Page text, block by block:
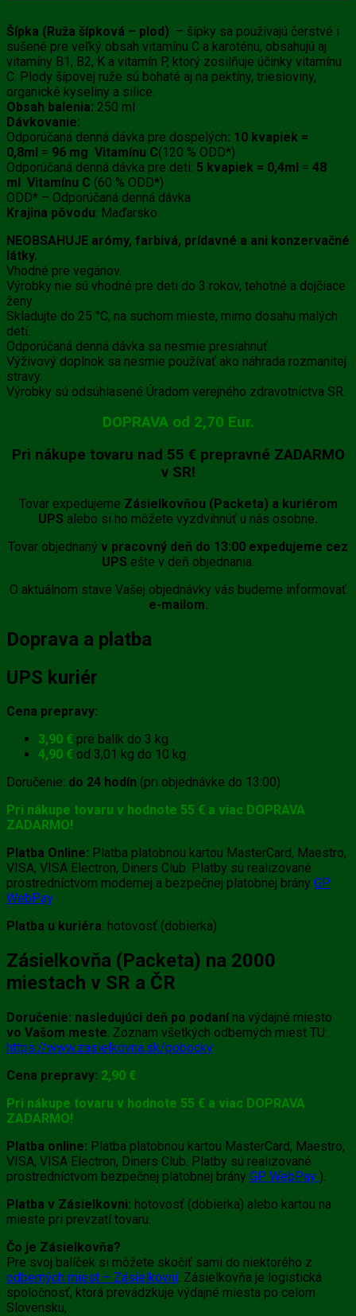
Šípka (Ruža šípková – plod) – šípky sa používajú čerstvé i
sušené pre veľký obsah vitamínu C a karoténu, obsahujú aj
vitamíny B1, B2, K a vitamín P, ktorý zosilňuje účinky vitamínu
C. Plody šípovej ruže sú bohaté aj na pektíny, triesloviny,
organické kyseliny a silice.
Obsah balenia: 250 ml
Dávkovanie:
Odporúčaná denná dávka pre dospelých: 10 kvapiek =
0,8ml = 96 mg Vitamínu C(120 % ODD*)
Odporúčaná denná dávka pre deti: 5 kvapiek = 0,4ml = 48
ml Vitamínu C (60 % ODD*)
ODD* – Odporúčaná denná dávka
Krajina pôvodu: Maďarsko
NEOBSAHUJE arómy, farbivá, prídavné a ani konzervačné
látky.
Vhodné pre vegánov.
Výrobky nie sú vhodné pre deti do 3 rokov, tehotné a dojčiace
ženy.
Skladujte do 25 °C, na suchom mieste, mimo dosahu malých
detí.
Odporúčaná denná dávka sa nesmie presiahnuť.
Výživový doplnok sa nesmie používať ako náhrada rozmanitej
stravy.
Výrobky sú odsúhlasené Úradom verejného zdravotníctva SR.
DOPRAVA od 2,70 Eur.
Pri nákupe tovaru nad 55 € prepravné ZADARMO
v SR!
Tovar expedujeme Zásielkovňou (Packeta) a kuriérom
UPS alebo si ho môžete vyzdvihnúť u nás osobne.
Tovar objednaný v pracovný deň do 13:00 expedujeme cez
UPS ešte v deň objednania.
O aktuálnom stave Vašej objednávky vás budeme informovať
e-mailom.
Doprava a platba
UPS kuriér
Cena prepravy:
3,90 € pre balík do 3 kg
4,90 € od 3,01 kg do 10 kg
Doručenie: do 24 hodín (pri objednávke do 13:00)
Pri nákupe tovaru v hodnote 55 € a viac DOPRAVA
ZADARMO!
Platba Online: Platba platobnou kartou MasterCard, Maestro,
VISA, VISA Electron, Diners Club. Platby sú realizované
prostredníctvom modernej a bezpečnej platobnej brány GP
WebPay
Platba u kuriéra: hotovosť (dobierka)
Zásielkovňa (Packeta) na 2000
miestach v SR a ČR
Doručenie: nasledujúci deň po podanína výdajné miesto
vo Vašom meste. Zoznam všetkých odberných miest TU:
https://www.zasielkovna.sk/pobocky
Cena prepravy: 2,90 €
Pri nákupe tovaru v hodnote 55 € a viac DOPRAVA
ZADARMO!
Platba online: Platba platobnou kartou MasterCard, Maestro,
VISA, VISA Electron, Diners Club. Platby sú realizované
prostredníctvom bezpečnej platobnej brány GP WebPay ).
Platba v Zásielkovni: hotovosť (dobierka) alebo kartou na
mieste pri prevzatí tovaru.
Čo je Zásielkovňa?
Pre svoj balíček si môžete skočiť sami do niektorého z
odberných miest – Zásielkovní. Zásielkovňa je logistická
spoločnosť, ktorá prevádzkuje výdajné miesta po celom
Slovensku,